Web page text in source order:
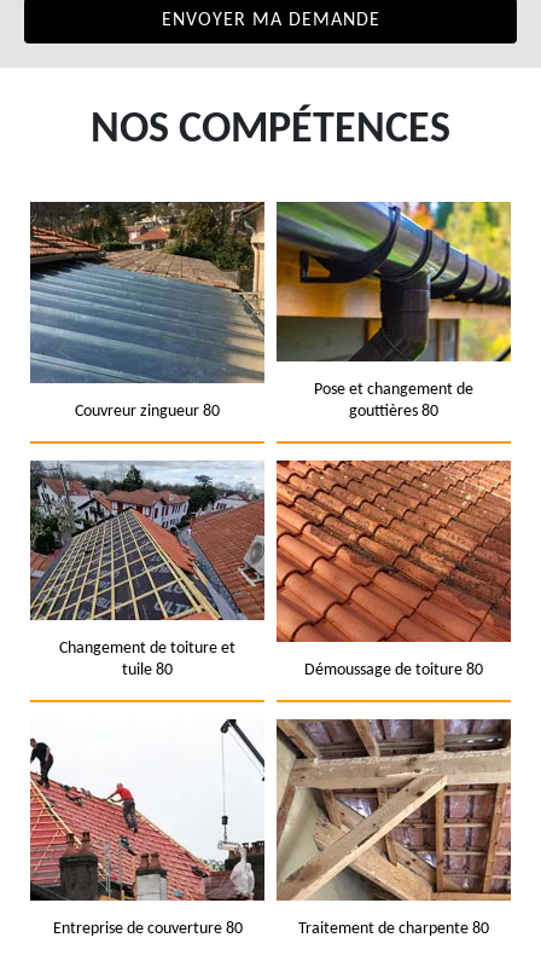
NOS COMPÉTENCES
Couvreur zingueur 80
Pose et changement de
gouttières 80
Changement de toiture et
tuile 80
Démoussage de toiture 80
Entreprise de couverture 80 Traitement de charpente 80